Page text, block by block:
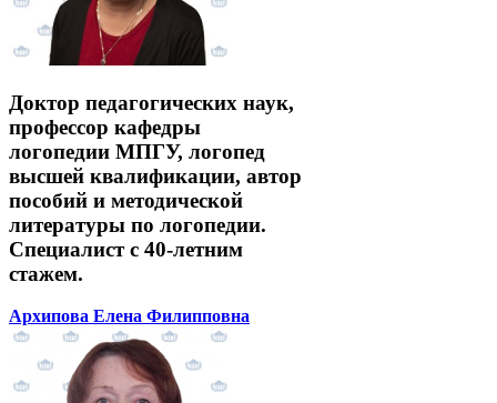
Доктор педагогических наук,
профессор кафедры
логопедии МПГУ, логопед
высшей квалификации, автор
пособий и методической
литературы по логопедии.
Специалист с 40-летним
стажем.
Архипова Елена Филипповна